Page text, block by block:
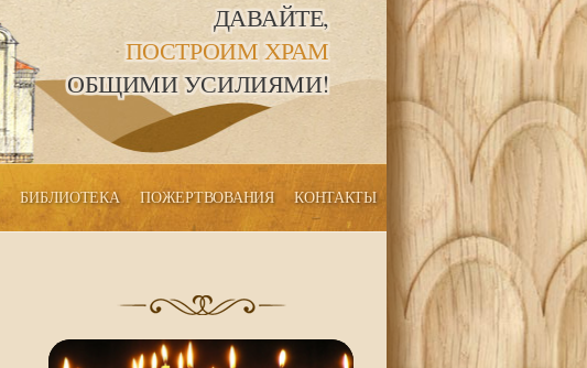
ДАВАЙТЕ,
ПОСТРОИМ ХРАМ
ОБЩИМИ УСИЛИЯМИ!
БИБЛИОТЕКА ПОЖЕРТВОВАНИЯ КОНТАКТЫ